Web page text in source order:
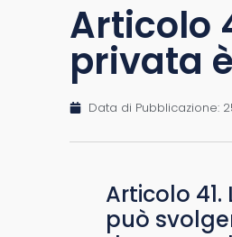
Articolo
privata
Data di Pubblicazione:
Articolo
può